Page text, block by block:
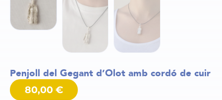
Penjoll del Gegant d’Olot amb cordó de cuir
80,00 €